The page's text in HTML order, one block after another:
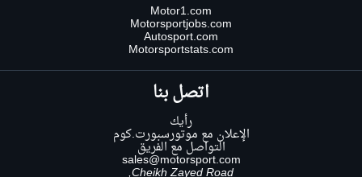
Motor1.com
Motorsportjobs.com
Autosport.com
Motorsportstats.com
اتصل بنا
رأيك
الإعلان مع موتورسبورت.كوم
التواصل مع الفريق
sales@motorsport.com